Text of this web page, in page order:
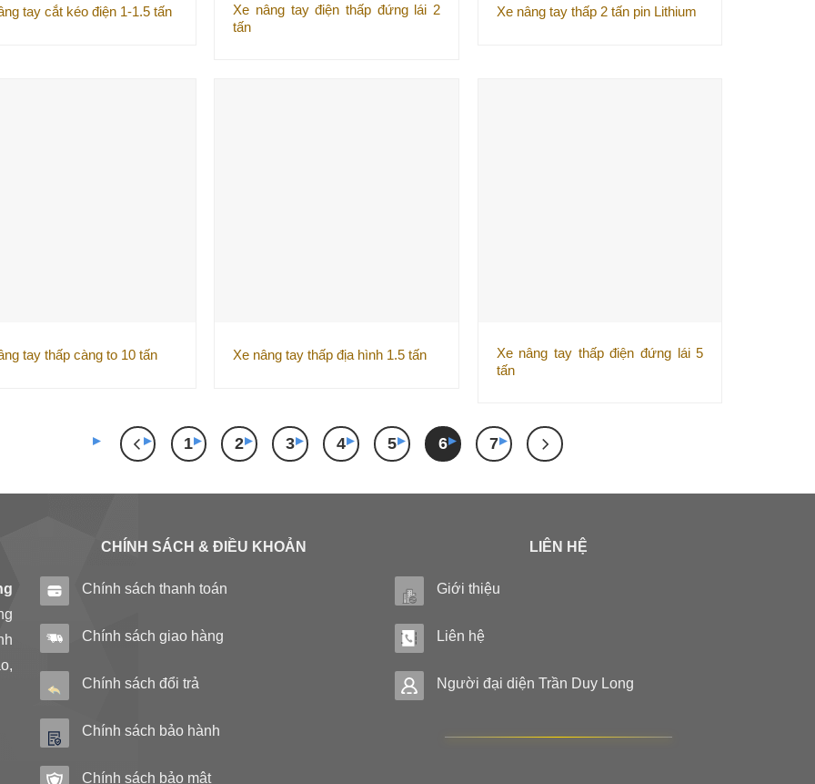
tay cắt kéo điện 1-1.5 tấn
Xe nâng tay điện thấp đứng lái 2
tấn
Xe nâng tay thấp 2 tấn pin Lithium
tay thấp càng to 10 tấn Xe nâng tay thấp địa hình 1.5 tấn
Xe nâng tay thấp điện đứng lái 5
tấn
1 2 3 4 5 6 7
CHÍNH SÁCH & ĐIỀU KHOẢN
Chính sách thanh toán
Chính sách giao hàng
Chính sách đổi trả
Chính sách bảo hành
Chính sách bảo mật
LIÊN HỆ
Giới thiệu
Liên hệ
Người đại diện Trần Duy Long